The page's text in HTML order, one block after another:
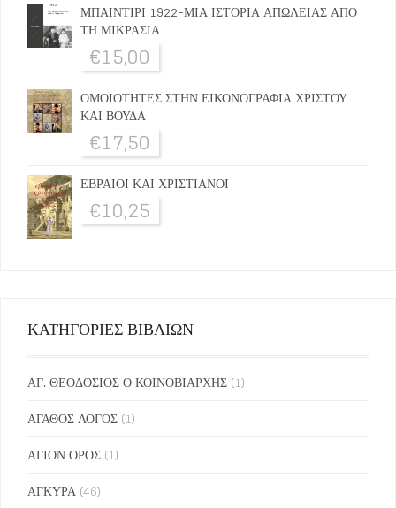
ΜΠΑΙΝΤΙΡΙ 1922-ΜΙΑ ΙΣΤΟΡΙΑ ΑΠΩΛΕΙΑΣ ΑΠΟ
ΤΗ ΜΙΚΡΑΣΙΑ
€15,00
ΟΜΟΙΟΤΗΤΕΣ ΣΤΗΝ ΕΙΚΟΝΟΓΡΑΦΙΑ ΧΡΙΣΤΟΥ
ΚΑΙ ΒΟΥΔΑ
€17,50
ΕΒΡΑΙΟΙ ΚΑΙ ΧΡΙΣΤΙΑΝΟΙ
€10,25
ΚΑΤΗΓΟΡΙΕΣ ΒΙΒΛΙΩΝ
ΑΓ. ΘΕΟΔΟΣΙΟΣ Ο ΚΟΙΝΟΒΙΑΡΧΗΣ (1)
ΑΓΑΘΟΣ ΛΟΓΟΣ (1)
ΑΓΙΟΝ ΟΡΟΣ (1)
ΑΓΚΥΡΑ (46)